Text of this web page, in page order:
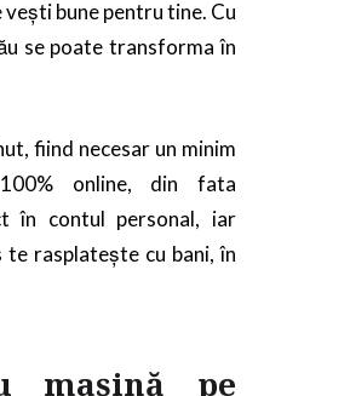
vești bune pentru tine. Cu
se poate transforma în
fiind necesar un minim
online, din fata
în contul personal, iar
rasplatește cu bani, în
mașină pe